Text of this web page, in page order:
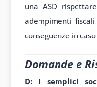
una ASD
adempimenti
conseguenze in
Domande e
D: I semplici